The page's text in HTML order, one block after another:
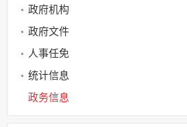
政府机构
政府文件
人事任免
统计信息
政务信息
政府信息公开目录